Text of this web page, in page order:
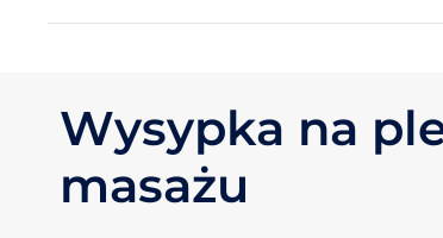
Wysypka na
masażu